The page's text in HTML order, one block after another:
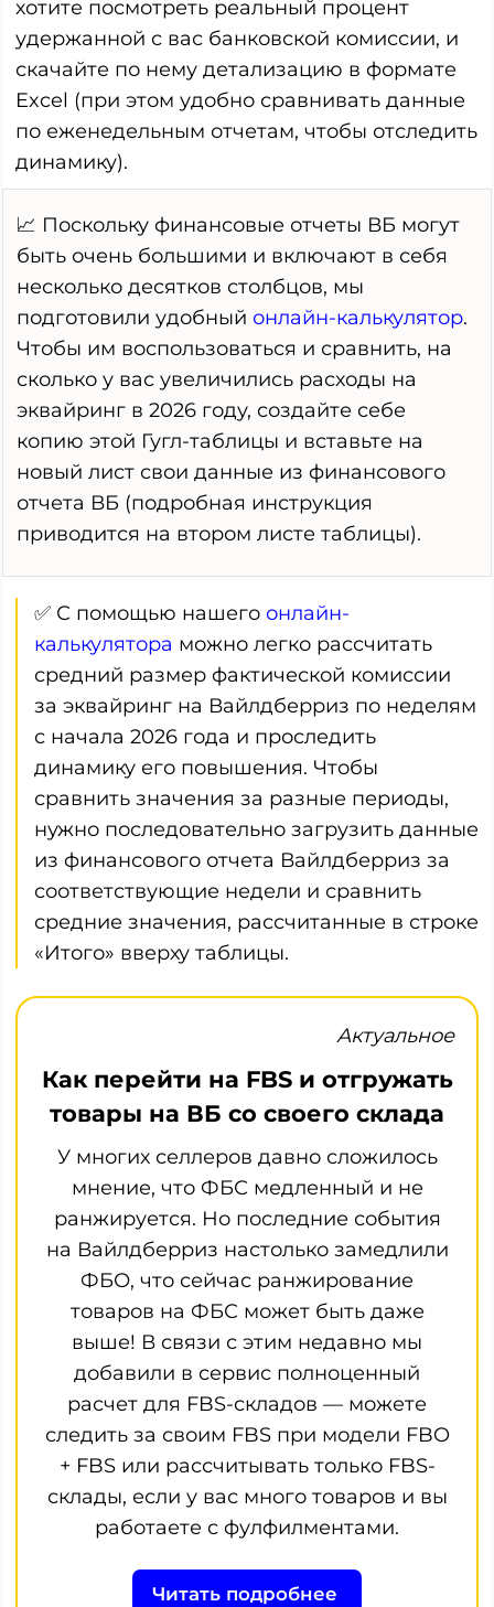
хотите посмотреть реальный процент
удержанной с вас банковской комиссии, и
скачайте по нему детализацию в формате
Excel (при этом удобно сравнивать данные
по еженедельным отчетам, чтобы отследить
динамику).
📈 Поскольку финансовые отчеты ВБ могут
быть очень большими и включают в себя
несколько десятков столбцов, мы
подготовили удобный онлайн-калькулятор.
Чтобы им воспользоваться и сравнить, на
сколько у вас увеличились расходы на
эквайринг в 2026 году, создайте себе
копию этой Гугл-таблицы и вставьте на
новый лист свои данные из финансового
отчета ВБ (подробная инструкция
приводится на втором листе таблицы).
✅ С помощью нашего онлайн-
калькулятора можно легко рассчитать
средний размер фактической комиссии
за эквайринг на Вайлдберриз по неделям
с начала 2026 года и проследить
динамику его повышения. Чтобы
сравнить значения за разные периоды,
нужно последовательно загрузить данные
из финансового отчета Вайлдберриз за
соответствующие недели и сравнить
средние значения, рассчитанные в строке
«Итого» вверху таблицы.
Актуальное
Как перейти на FBS и отгружать
товары на ВБ со своего склада
У многих селлеров давно сложилось
мнение, что ФБС медленный и не
ранжируется. Но последние события
на Вайлдберриз настолько замедлили
ФБО, что сейчас ранжирование
товаров на ФБС может быть даже
выше! В связи с этим недавно мы
добавили в сервис полноценный
расчет для FBS-складов — можете
следить за своим FBS при модели FBO
+ FBS или рассчитывать только FBS-
склады, если у вас много товаров и вы
работаете с фулфилментами.
Читать подробнее